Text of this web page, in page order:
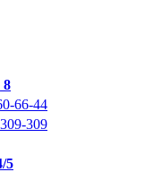
8
66-44
309
5